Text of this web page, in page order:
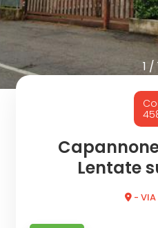
1 /
Lentate
-
ACQUISIZIONE
LAVORA
Scegli
dove
cercare
Comune